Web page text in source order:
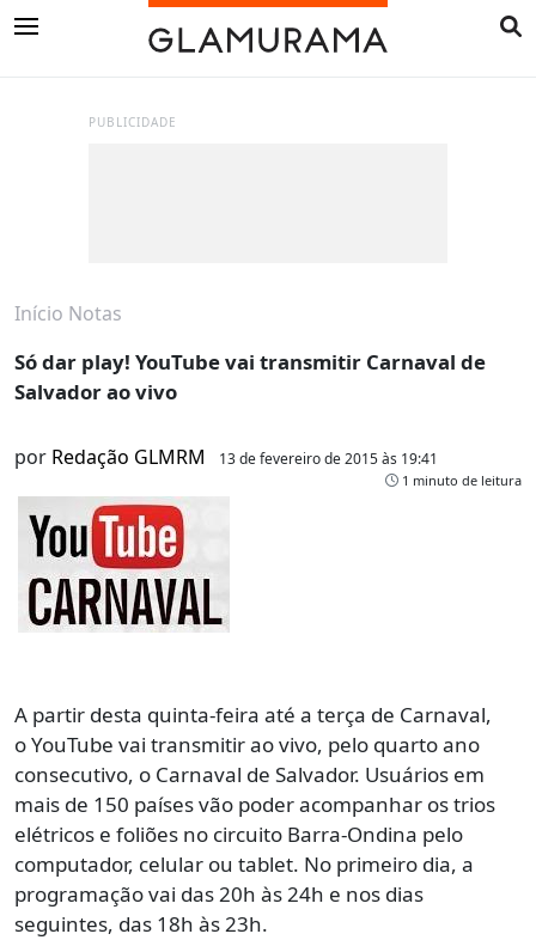
PUBLICIDADE
Início Notas
Só dar play! YouTube vai transmitir Carnaval de
Salvador ao vivo
por Redação GLMRM 13 de fevereiro de 2015 às 19:41
1 minuto de leitura
A partir desta quinta-feira até a terça de Carnaval,
o YouTube vai transmitir ao vivo, pelo quarto ano
consecutivo, o Carnaval de Salvador. Usuários em
mais de 150 países vão poder acompanhar os trios
elétricos e foliões no circuito Barra-Ondina pelo
computador, celular ou tablet. No primeiro dia, a
programação vai das 20h às 24h e nos dias
seguintes, das 18h às 23h.